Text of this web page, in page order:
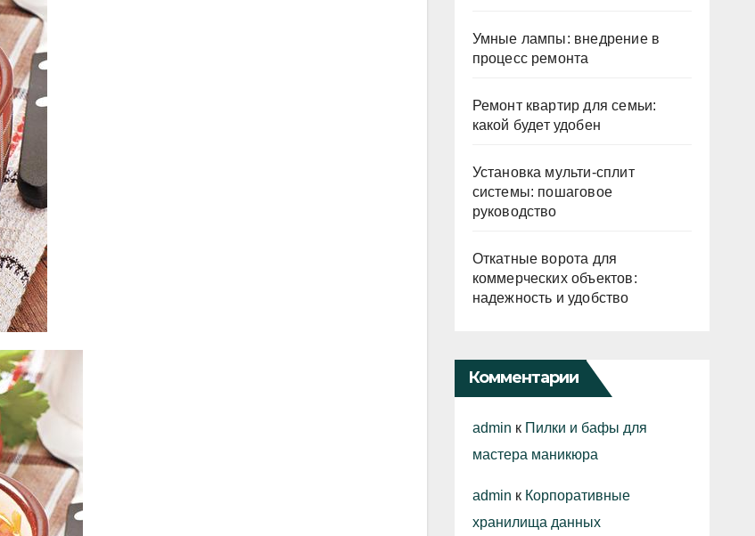
Умные лампы: внедрение в
процесс ремонта
Ремонт квартир для семьи:
какой будет удобен
Установка мульти-сплит
системы: пошаговое
руководство
Откатные ворота для
коммерческих объектов:
надежность и удобство
Комментарии
admin к Пилки и бафы для
мастера маникюра
admin к Корпоративные
хранилища данных